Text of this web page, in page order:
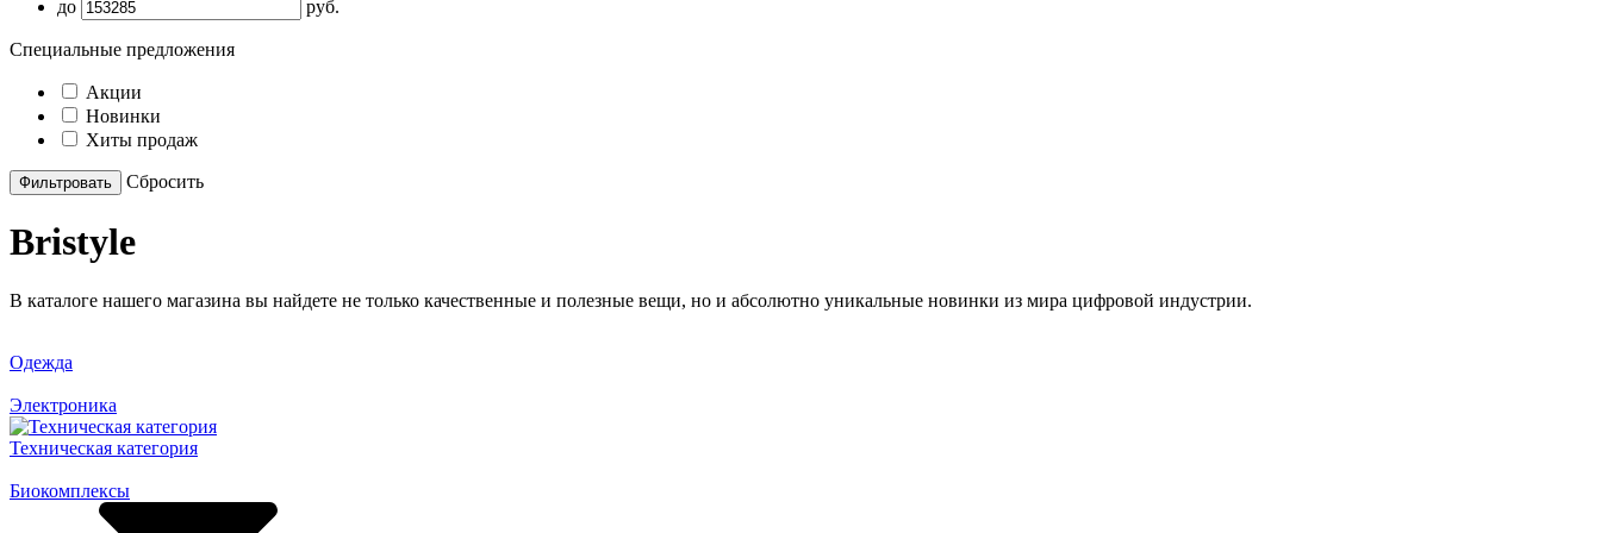
до
руб.
Специальные предложения
Акции
Новинки
Хиты продаж
Cбросить
Bristyle
В каталоге нашего магазина вы найдете не только качественные и полезные вещи, но и абсолютно уникальные новинки из мира цифровой индустрии.
Одежда
Электроника
Техническая категория
Биокомплексы